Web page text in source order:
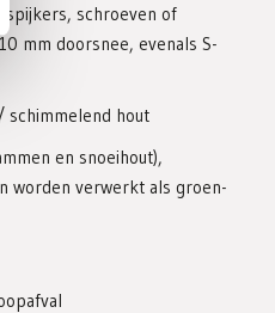
spijkers, schroeven of
mm doorsnee, evenals S-
hout
en snoeihout),
worden verwerkt als groen-